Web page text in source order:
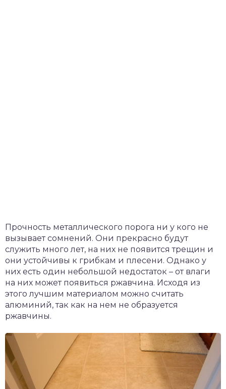
Прочность металлического порога ни у кого не
вызывает сомнений. Они прекрасно будут
служить много лет, на них не появится трещин и
они устойчивы к грибкам и плесени. Однако у
них есть один небольшой недостаток – от влаги
на них может появиться ржавчина. Исходя из
этого лучшим материалом можно считать
алюминий, так как на нем не образуется
ржавчины.